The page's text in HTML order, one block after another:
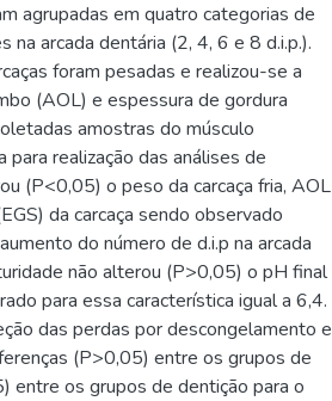
agrupadas em quatro categorias de
na arcada dentária (2, 4, 6 e 8 d.i.p.).
foram pesadas e realizou-se a
(AOL) e espessura de gordura
amostras do músculo
realização das análises de
(P<0,05) o peso da carcaça fria, AOL
da carcaça sendo observado
do número de d.i.p na arcada
não alterou (P>0,05) o pH final
para essa característica igual a 6,4.
das perdas por descongelamento e
(P>0,05) entre os grupos de
entre os grupos de dentição para o